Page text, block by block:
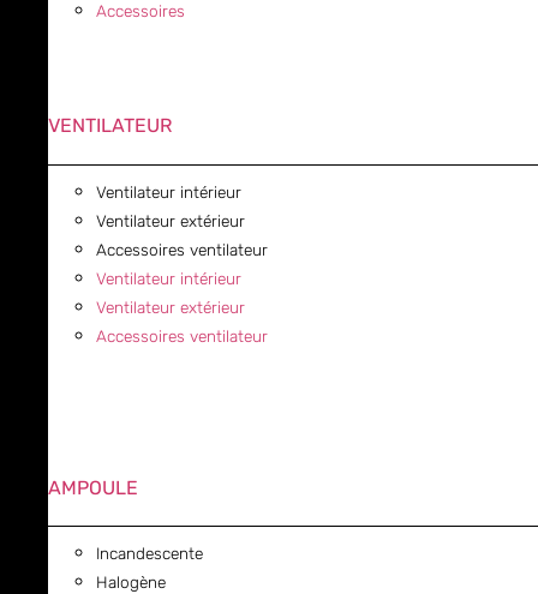
Accessoires
VENTILATEUR
Ventilateur intérieur
Ventilateur extérieur
Accessoires ventilateur
Ventilateur intérieur
Ventilateur extérieur
Accessoires ventilateur
AMPOULE
Incandescente
Halogène